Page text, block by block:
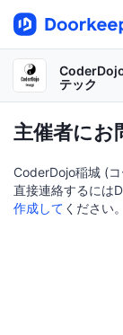
テック
主催者にお
CoderDojo稲城 (
直接連絡するには
作成して ください。